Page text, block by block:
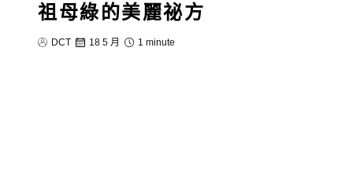
祖母綠的美麗祕方
DCT 18 5 月 1 minute